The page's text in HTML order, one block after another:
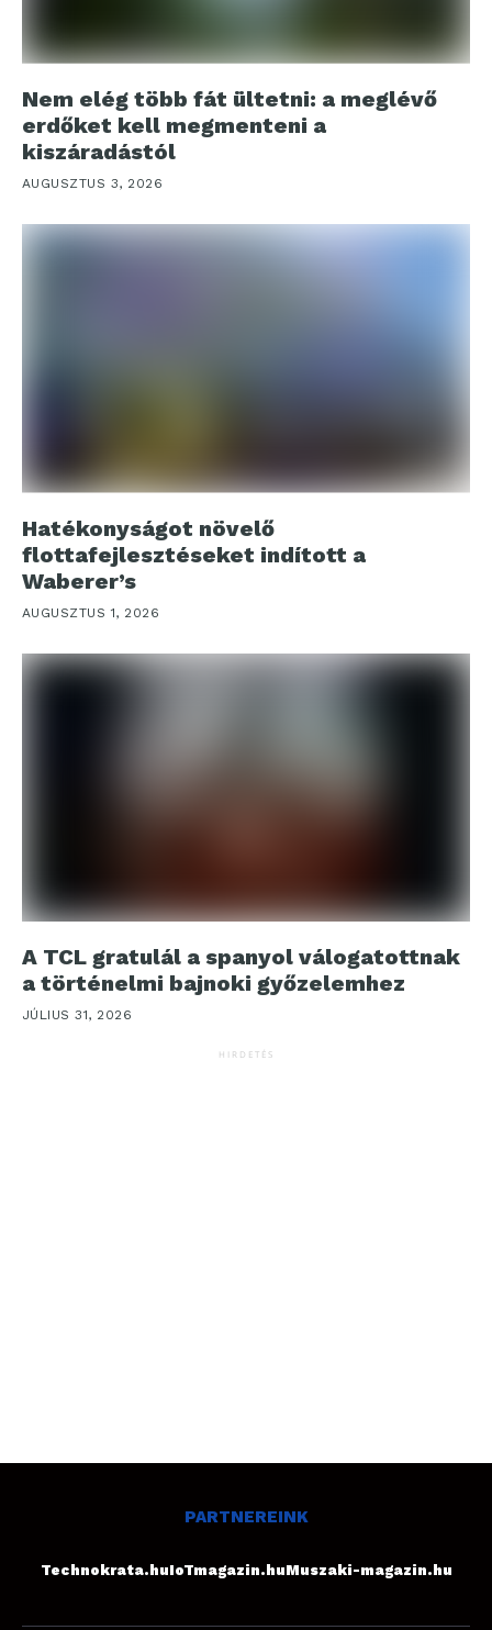
Nem elég több fát ültetni: a meglévő
erdőket kell megmenteni a
kiszáradástól
AUGUSZTUS 3, 2026
Hatékonyságot növelő
flottafejlesztéseket indított a
Waberer’s
AUGUSZTUS 1, 2026
A TCL gratulál a spanyol válogatottnak
a történelmi bajnoki győzelemhez
JÚLIUS 31, 2026
HIRDETÉS
PARTNEREINK
Technokrata.huIoTmagazin.huMuszaki-magazin.hu